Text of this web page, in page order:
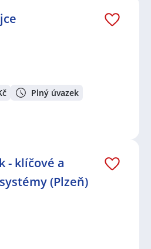
Plný úvazek
- klíčové a
(Plzeň)